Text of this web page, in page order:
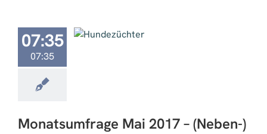
07:35
07:35
Mai
– (Neben-)
Monatsumfrage Mai 2017 – (Neben-)